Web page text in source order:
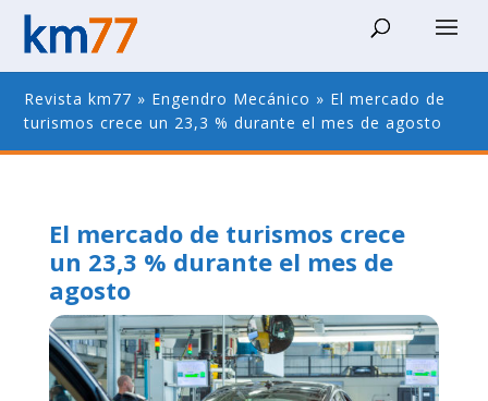
Revista km77 » Engendro Mecánico » El mercado de
turismos crece un 23,3 % durante el mes de agosto
El mercado de turismos crece
un 23,3 % durante el mes de
agosto